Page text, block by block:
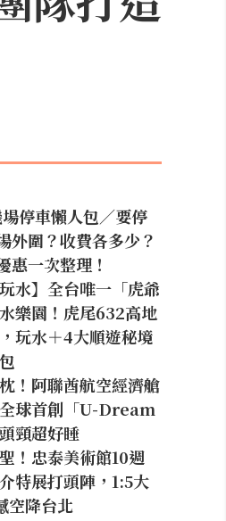
停車懶人包／要停
外圍？收費各多少？
惠一次整理！
水】全台唯一「虎爺
樂園！虎尾632高地
玩水＋4大順遊秘境
！阿聯酋航空經濟艙
球首創「U-Dream
頸超好睡
！忠泰美術館10週
特展打頭陣，1:5大
空降台北